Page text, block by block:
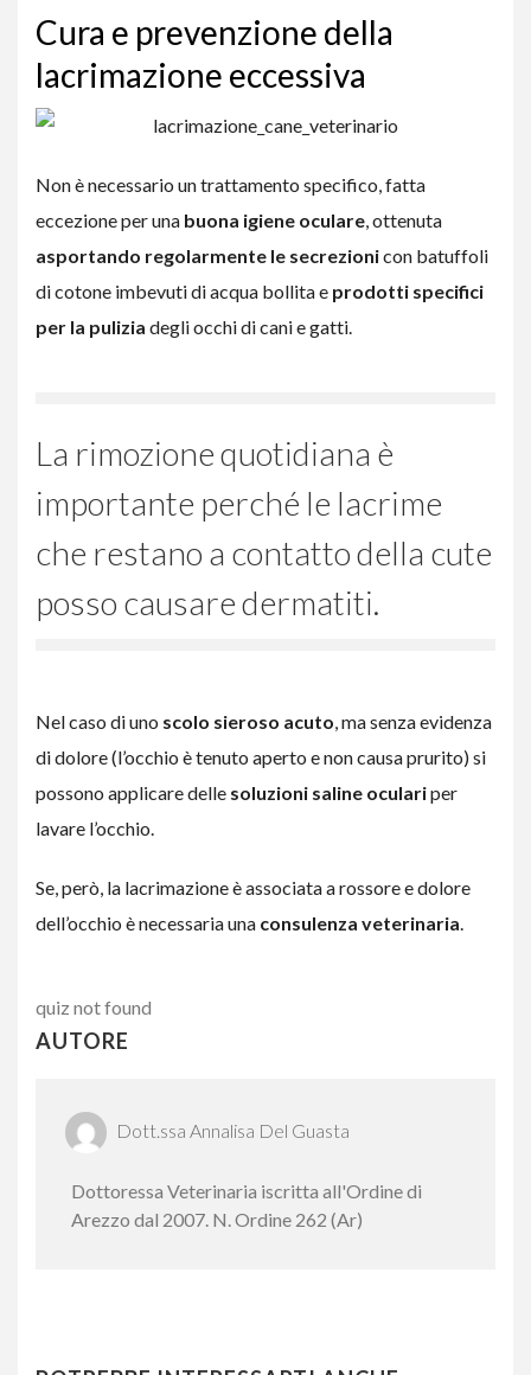
Cura e prevenzione della
lacrimazione eccessiva
Non è necessario un trattamento specifico, fatta
eccezione per una buona igiene oculare, ottenuta
asportando regolarmente le secrezionicon batuffoli
di cotone imbevuti di acqua bollita e prodotti specifici
per la pulizia degli occhi di cani e gatti.
La rimozione quotidiana è
importante perché le lacrime
che restano a contatto della cute
posso causare dermatiti.
Nel caso di uno scolo sieroso acuto, ma senza evidenza
di dolore (l’occhio è tenuto aperto e non causa prurito) si
possono applicare delle soluzioni saline oculariper
lavare l’occhio.
Se, però, la lacrimazione è associata a rossore e dolore
dell’occhio è necessaria una consulenza veterinaria.
quiz not found
AUTORE
Dott.ssa Annalisa Del Guasta
Dottoressa Veterinaria iscritta all'Ordine di
Arezzo dal 2007. N. Ordine 262 (Ar)